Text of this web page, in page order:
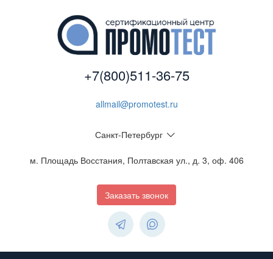
+7(800)511-36-75
allmail@promotest.ru
Санкт-Петербург
м. Площадь Восстания, Полтавская ул., д. 3, оф. 406
Заказать звонок